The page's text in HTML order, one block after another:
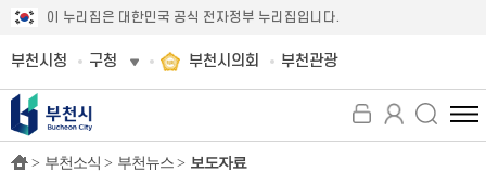
이 누리집은 대한민국 공식 전자정부 누리집입니다.
부천시청 구청 부천시의회 부천관광
전
체
> 부천소식 > 부천뉴스 > 보도자료